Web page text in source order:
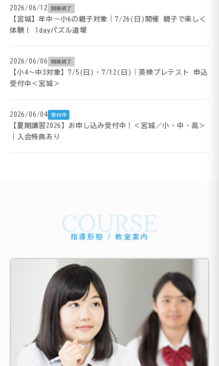
2026/06/12 開催終了
【宮城】年中～小6の親子対象｜7/26(日)開催 親子で楽しく
体験！ 1dayパズル道場
2026/06/06 開催終了
【小4～中3対象】7/5(日)・7/12(日)｜英検プレテスト 申込
受付中＜宮城＞
2026/06/04 受付中
【夏期講習2026】お申し込み受付中！＜宮城／小・中・高＞
｜入会特典あり
COURSE
指導形態 / 教室案内